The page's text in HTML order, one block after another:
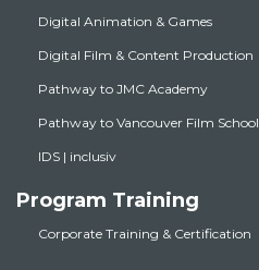
Digital Animation & Games
Digital Film & Content Production
Pathway to JMC Academy
Pathway to Vancouver Film School
IDS | inclusiv
Program Training
Corporate Training & Certification